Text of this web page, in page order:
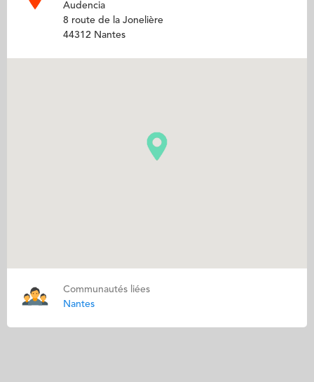
Audencia
8 route de la Jonelière
44312 Nantes
Communautés liées
Nantes